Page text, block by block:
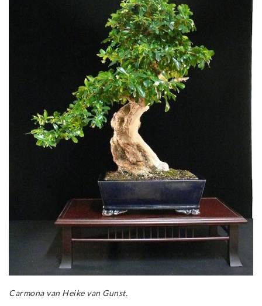
Carmona van Heike van Gunst.